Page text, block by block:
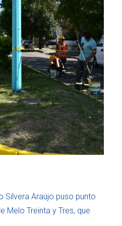
Silvera Araújo puso punto
Melo Treinta y Tres, que